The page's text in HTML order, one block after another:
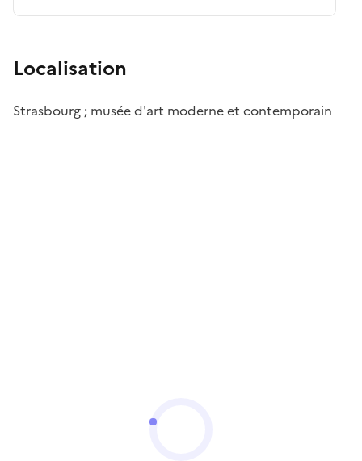
Localisation
Strasbourg ; musée d'art moderne et contemporain